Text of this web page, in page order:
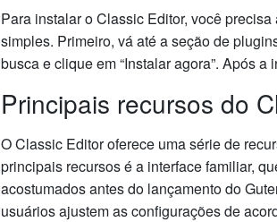
Para instalar o Classic Editor, você
simples. Primeiro, vá até a seção de
busca e clique em “Instalar agora”. Após
Principais recursos do
O Classic Editor oferece uma série de
principais recursos é a interface familiar,
acostumados antes do lançamento do
usuários ajustem as configurações de